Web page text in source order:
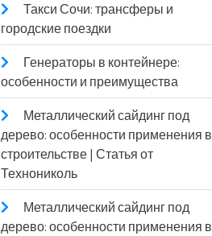
Такси Сочи: трансферы и
городские поездки
Генераторы в контейнере:
особенности и преимущества
Металлический сайдинг под
дерево: особенности применения в
строительстве | Статья от
Технониколь
Металлический сайдинг под
дерево: особенности применения в